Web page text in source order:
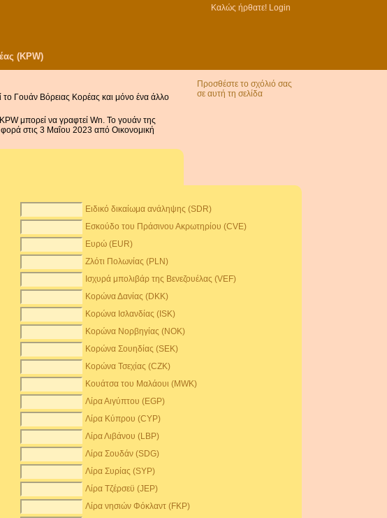
Καλώς ήρθατε! Login
(KPW)
το Γουάν Βόρειας Κορέας και μόνο ένα άλλο
μπορεί να γραφτεί Wn. Το γουάν της
φορά στις 3 Μαΐου 2023 από Οικονομική
Προσθέστε το σχόλιό σας
σε αυτή τη σελίδα
Ειδικό δικαίωμα ανάληψης (SDR)
Εσκούδο του Πράσινου Ακρωτηρίου (CVE)
Ευρώ (EUR)
Ζλότι Πολωνίας (PLN)
Ισχυρά μπολιβάρ της Βενεζουέλας (VEF)
Κορώνα Δανίας (DKK)
Κορώνα Ισλανδίας (ISK)
Κορώνα Νορβηγίας (NOK)
Κορώνα Σουηδίας (SEK)
Κορώνα Τσεχίας (CZK)
Κουάτσα του Μαλάουι (MWK)
Λίρα Αιγύπτου (EGP)
Λίρα Κύπρου (CYP)
Λίρα Λιβάνου (LBP)
Λίρα Σουδάν (SDG)
Λίρα Συρίας (SYP)
Λίρα Τζέρσεϋ (JEP)
Λίρα νησιών Φόκλαντ (FKP)